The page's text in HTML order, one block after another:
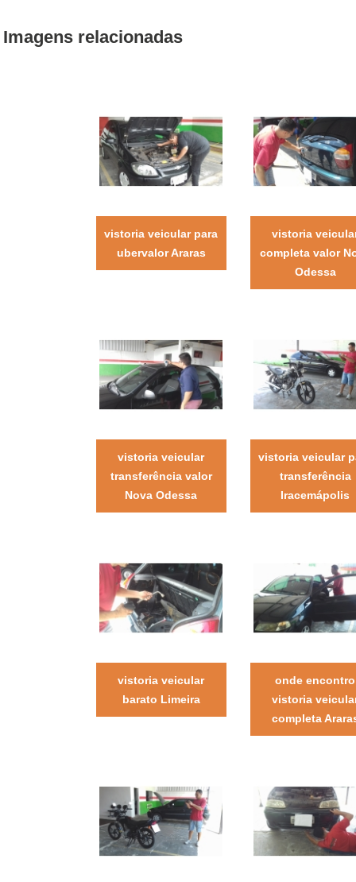
Imagens relacionadas
vistoria veicular para
ubervalor Araras
vistoria
completa valor
Odessa
vistoria veicular
transferência valor
Nova Odessa
vistoria veicular
transferência
Iracemápolis
vistoria veicular
barato Limeira
onde encontro
vistoria
completa